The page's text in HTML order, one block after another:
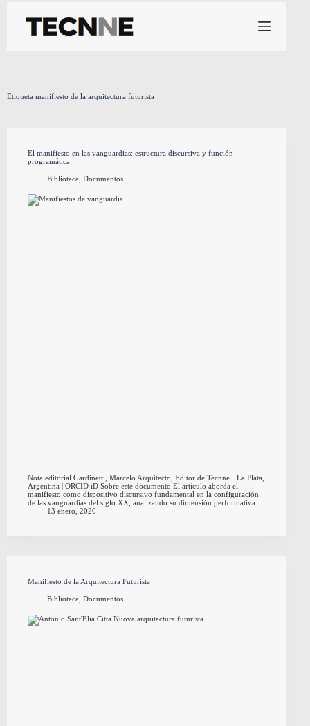
contenido
Etiqueta manifiesto de la arquitectura futurista
El manifiesto en las vanguardias: estructura discursiva y función
programática
Biblioteca, Documentos
Nota editorial Gardinetti, Marcelo Arquitecto, Editor de Tecnne · La Plata,
Argentina | ORCID iD Sobre este documento El artículo aborda el
manifiesto como dispositivo discursivo fundamental en la configuración
de las vanguardias del siglo XX, analizando su dimensión performativa…
13 enero, 2020
Manifiesto de la Arquitectura Futurista
Biblioteca, Documentos